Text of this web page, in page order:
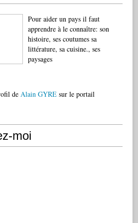
Pour aider un pays il faut
apprendre à le connaître: son
histoire, ses coutumes sa
littérature, sa cuisine., ses
paysages
de Alain GYRE sur le portail
moi